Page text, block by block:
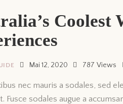
Mai 12, 2020 787 Views
nec mauris a sodales, sed
Fusce sodales augue a